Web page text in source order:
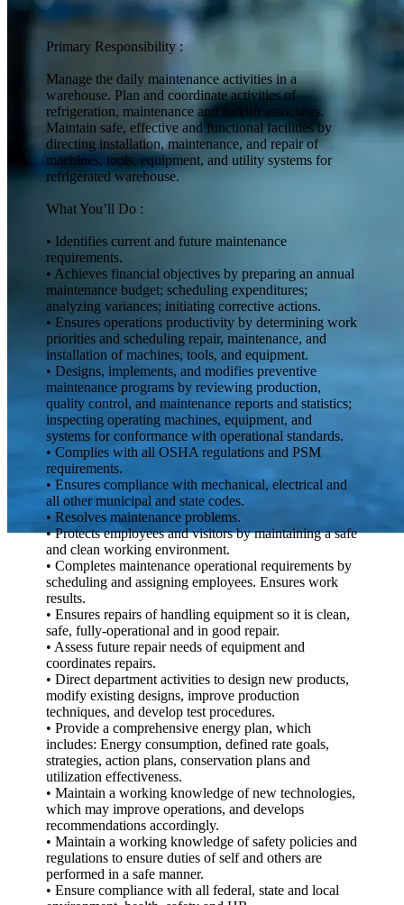
Primary Responsibility :
Manage the daily maintenance activities in a
warehouse. Plan and coordinate activities of
refrigeration, maintenance and forklift associates.
Maintain safe, effective and functional facilities by
directing installation, maintenance, and repair of
machines, tools, equipment, and utility systems for
refrigerated warehouse.
What You’ll Do :
• Identifies current and future maintenance
requirements.
• Achieves financial objectives by preparing an annual
maintenance budget; scheduling expenditures;
analyzing variances; initiating corrective actions.
• Ensures operations productivity by determining work
priorities and scheduling repair, maintenance, and
installation of machines, tools, and equipment.
• Designs, implements, and modifies preventive
maintenance programs by reviewing production,
quality control, and maintenance reports and statistics;
inspecting operating machines, equipment, and
systems for conformance with operational standards.
• Complies with all OSHA regulations and PSM
requirements.
• Ensures compliance with mechanical, electrical and
all other municipal and state codes.
• Resolves maintenance problems.
• Protects employees and visitors by maintaining a safe
and clean working environment.
• Completes maintenance operational requirements by
scheduling and assigning employees. Ensures work
results.
• Ensures repairs of handling equipment so it is clean,
safe, fully-operational and in good repair.
• Assess future repair needs of equipment and
coordinates repairs.
• Direct department activities to design new products,
modify existing designs, improve production
techniques, and develop test procedures.
• Provide a comprehensive energy plan, which
includes: Energy consumption, defined rate goals,
strategies, action plans, conservation plans and
utilization effectiveness.
• Maintain a working knowledge of new technologies,
which may improve operations, and develops
recommendations accordingly.
• Maintain a working knowledge of safety policies and
regulations to ensure duties of self and others are
performed in a safe manner.
• Ensure compliance with all federal, state and local